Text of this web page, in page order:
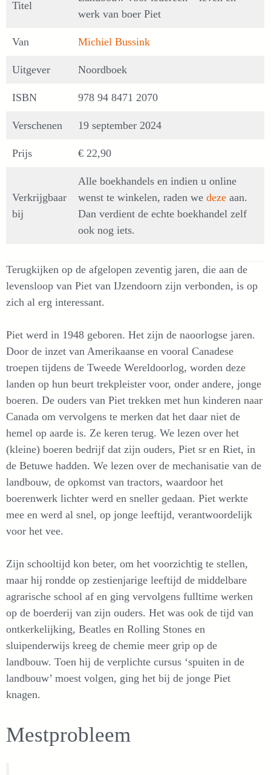
Titel
werk van boer Piet
Van Michiel Bussink
Uitgever Noordboek
ISBN 978 94 8471 2070
Verschenen 19 september 2024
Prijs € 22,90
Verkrijgbaar
bij
Alle boekhandels en indien u online
wenst te winkelen, raden we deze aan.
Dan verdient de echte boekhandel zelf
ook nog iets.
Terugkijken op de afgelopen zeventig jaren, die aan de
levensloop van Piet van IJzendoorn zijn verbonden, is op
zich al erg interessant.
Piet werd in 1948 geboren. Het zijn de naoorlogse jaren.
Door de inzet van Amerikaanse en vooral Canadese
troepen tijdens de Tweede Wereldoorlog, worden deze
landen op hun beurt trekpleister voor, onder andere, jonge
boeren. De ouders van Piet trekken met hun kinderen naar
Canada om vervolgens te merken dat het daar niet de
hemel op aarde is. Ze keren terug. We lezen over het
(kleine) boeren bedrijf dat zijn ouders, Piet sr en Riet, in
de Betuwe hadden. We lezen over de mechanisatie van de
landbouw, de opkomst van tractors, waardoor het
boerenwerk lichter werd en sneller gedaan. Piet werkte
mee en werd al snel, op jonge leeftijd, verantwoordelijk
voor het vee.
Zijn schooltijd kon beter, om het voorzichtig te stellen,
maar hij rondde op zestienjarige leeftijd de middelbare
agrarische school af en ging vervolgens fulltime werken
op de boerderij van zijn ouders. Het was ook de tijd van
ontkerkelijking, Beatles en Rolling Stones en
sluipenderwijs kreeg de chemie meer grip op de
landbouw. Toen hij de verplichte cursus ‘spuiten in de
landbouw’ moest volgen, ging het bij de jonge Piet
knagen.
Mestprobleem